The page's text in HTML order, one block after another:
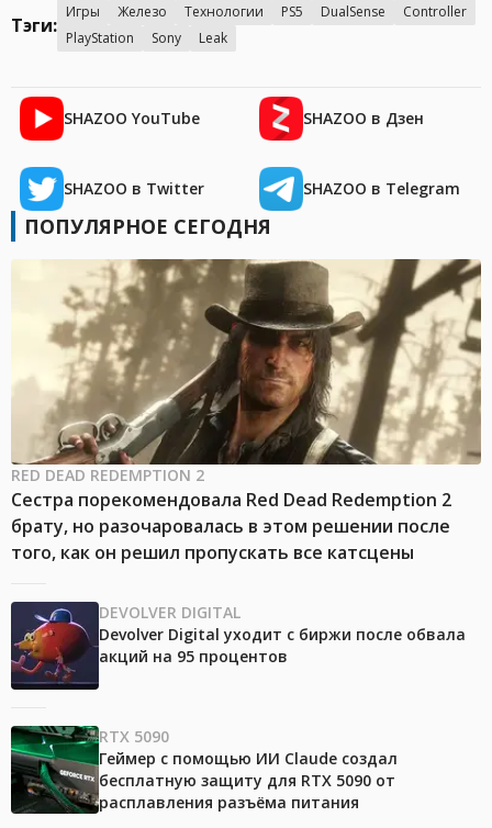
Тэги:
Игры Железо Технологии PS5 DualSense
Controller
PlayStation
Sony Leak
SHAZOO YouTube SHAZOO в Дзен
SHAZOO в Twitter SHAZOO в Telegram
ПОПУЛЯРНОЕ СЕГОДНЯ
RED DEAD REDEMPTION 2
Сестра порекомендовала Red Dead Redemption 2
брату, но разочаровалась в этом решении после
того, как он решил пропускать все катсцены
DEVOLVER DIGITAL
Devolver Digital уходит с биржи после обвала
акций на 95 процентов
RTX 5090
Геймер с помощью ИИ Claude создал
бесплатную защиту для RTX 5090 от
расплавления разъёма питания